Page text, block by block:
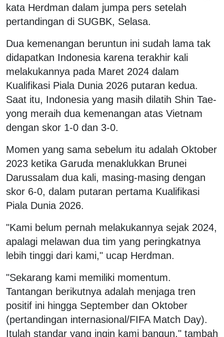
kata Herdman dalam jumpa pers setelah
pertandingan di SUGBK, Selasa.
Dua kemenangan beruntun ini sudah lama tak
didapatkan Indonesia karena terakhir kali
melakukannya pada Maret 2024 dalam
Kualifikasi Piala Dunia 2026 putaran kedua.
Saat itu, Indonesia yang masih dilatih Shin Tae-
yong meraih dua kemenangan atas Vietnam
dengan skor 1-0 dan 3-0.
Momen yang sama sebelum itu adalah Oktober
2023 ketika Garuda menaklukkan Brunei
Darussalam dua kali, masing-masing dengan
skor 6-0, dalam putaran pertama Kualifikasi
Piala Dunia 2026.
"Kami belum pernah melakukannya sejak 2024,
apalagi melawan dua tim yang peringkatnya
lebih tinggi dari kami," ucap Herdman.
"Sekarang kami memiliki momentum.
Tantangan berikutnya adalah menjaga tren
positif ini hingga September dan Oktober
(pertandingan internasional/FIFA Match Day).
Itulah standar yang ingin kami bangun," tambah